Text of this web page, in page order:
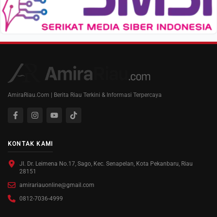
AmiraRiau.Com | Berita Riau Terkini & Informasi Terpercaya
KONTAK KAMI
Jl. Dr. Leimena No.17, Sago, Kec. Senapelan, Kota Pekanbaru, Riau
28151
amirariauonline@gmail.com
0812-7036-4999